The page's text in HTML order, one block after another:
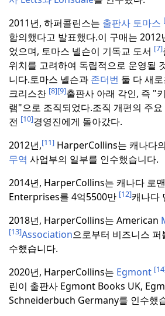
2011년, 하퍼콜린스는 출판사 토마스
합의했다고 발표했다.이 구매는 2012
었으며, 토마스 넬슨이 기독교 도서 [7]
위치를 고려하여 독립적으로 운영될
니다.토마스 넬슨과 존더번 둘 다 새
크리스찬 [8][9]출판사 아래 각인, 즉 "
램"으로 조직되었다.조직 개편의 주
전 [10]경영진에게 돌아갔다.
2012년,[11] HarperCollins는 캐나다
무역 사업부의 일부를 인수했습니다.
2014년, HarperCollins는 캐나다 로
Enterprises를 4억5500만 [12]캐나다
2018년, HarperCollins는 American
[13]Association으로부터 비즈니스 퍼
수했습니다.
2020년, HarperCollins는 Egmont
린이 출판사 Egmont Books UK,
Schneiderbuch Germany를 인수했